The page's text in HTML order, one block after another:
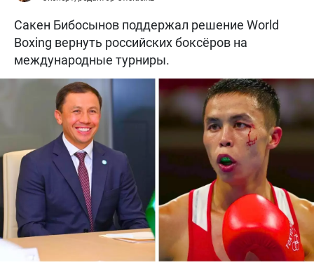
Сакен Бибосынов поддержал решение World
Boxing вернуть российских боксёров на
международные турниры.